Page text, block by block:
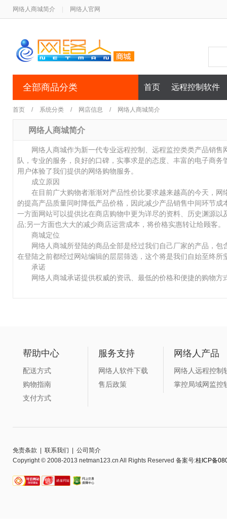
网络人商城简介 网络人官网
全部商品分类 首页 远程控制软件
首页 / 系统分类 / 网店信息 / 网络人商城简介
网络人商城简介
网络人商城作为新一代专业远程控制、远程监控类类产品销售
队，专业的服务，良好的口碑，实事求是的态度、丰富的电子商
用户体验了我们提供的网络购物服务。
成立原因
在目前广大购物者渐渐对产品性价比要求越来越高的今天，网
的提高产品质量同时降低产品价格，因此减少产品销售中间环节
一方面网站可以提供比在商店购物中更为详尽的资料、历史渊源
品;另一方面也大大的减少商店运营成本，将价格实惠转让给顾客。
商城定位
网络人商城所登陆的商品全部是经过我们自己厂家的产品，包
在登陆之前都经过网站编辑的层层筛选，这个将是我们自始至终所
承诺
网络人商城承诺提供权威的资讯、最低的价格和便捷的购物方
帮助中心
配送方式
购物指南
支付方式
服务支持
网络人软件下载
售后政策
网络人产品
网络人远程控制
掌控局域网监控
免责条款 联系我们
公司简介
Copyright © 2008-2013 netman123.cn All Rights Reserved 备案号:桂ICP备